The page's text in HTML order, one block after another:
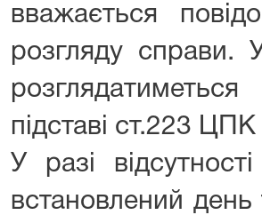
вважається
розгляду справи.
підставі ст.223 ЦПК
У разі
встановлений